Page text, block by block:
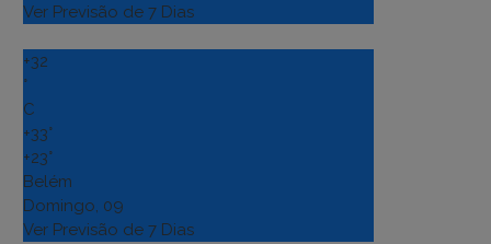
Ver Previsão de 7 Dias
+32
°
C
+33°
+23°
Belém
Domingo, 09
Ver Previsão de 7 Dias